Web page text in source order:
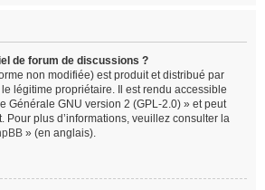
de forum de discussions ?
non modifiée) est produit et distribué par
le légitime propriétaire. Il est rendu accessible
Générale GNU version 2 (GPL-2.0) » et peut
Pour plus d’informations, veuillez consulter la
» (en anglais).